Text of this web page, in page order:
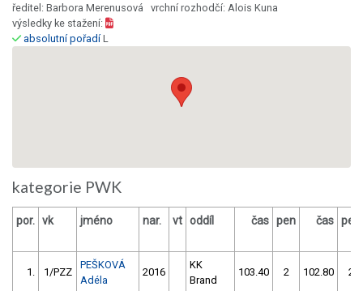
ředitel: Barbora Merenusová vrchní rozhodčí: Alois Kuna
výsledky ke stažení:
absolutní pořadíL
kategorie PWK
por. vk jméno nar. vt oddíl čas pen čas pen
1. 1/PZZ
PEŠKOVÁ
Adéla
2016
KK
Brand
103.40 2 102.80 2